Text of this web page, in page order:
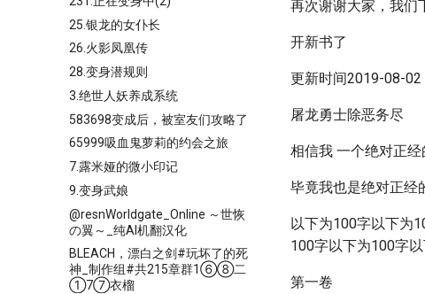
25.银龙的女仆长
26.火影凤凰传
28.变身潜规则
3.绝世人妖养成系统
583698变成后，被室友们攻略了
65999吸血鬼萝莉的约会之旅
7.露米娅的微小印记
9.变身武娘
@resnWorldgate_Online ～世恢
の翼～_纯AI机翻汉化
BLEACH，漂白之剑#玩坏了的死
神_制作组#共215章群1⑥⑧二
①7⑦衣榴
再次谢谢大家，我们
开新书了
更新时间2019-08-02
屠龙勇士除恶务尽
相信我 一个绝对正
毕竟我也是绝对正经
以下为100字以下为
100字以下为100字
第一卷